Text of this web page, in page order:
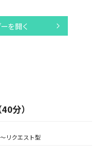
を開く
分）
リクエスト型
All rights reserved.